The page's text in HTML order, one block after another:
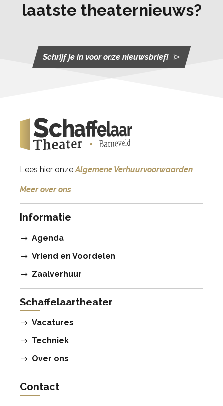
laatste theaternieuws?
Schrijf je in voor onze nieuwsbrief!
Lees hier onzeAlgemene Verhuurvoorwaarden
Meer over ons
Informatie
Agenda
Vriend en Voordelen
Zaalverhuur
Schaffelaartheater
Vacatures
Techniek
Over ons
Contact